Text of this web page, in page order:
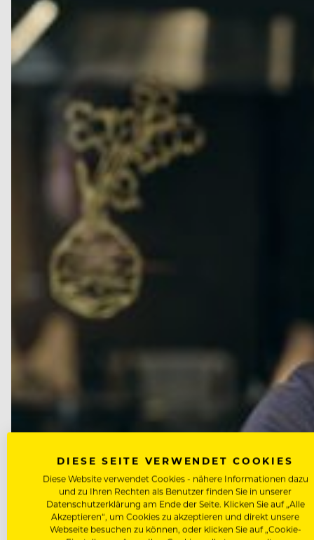
DIESE SEITE VERWENDET COOKIES
Diese Website verwendet Cookies - nähere Informationen dazu
und zu Ihren Rechten als Benutzer finden Sie in unserer
Datenschutzerklärung am Ende der Seite. Klicken Sie auf „Alle
Akzeptieren“, um Cookies zu akzeptieren und direkt unsere
Webseite besuchen zu können, oder klicken Sie auf „Cookie-